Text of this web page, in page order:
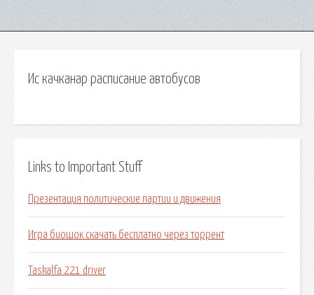
Ис качканар расписание автобусов
Links to Important Stuff
Презентация политические партии и движения
Игра биошок скачать бесплатно через торрент
Taskalfa 221 driver